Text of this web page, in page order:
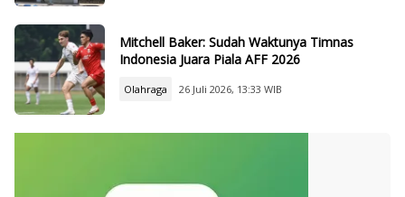
Mitchell Baker: Sudah Waktunya Timnas
Indonesia Juara Piala AFF 2026
Olahraga 26 Juli 2026, 13:33 WIB